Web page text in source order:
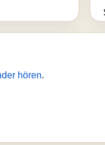
hören.